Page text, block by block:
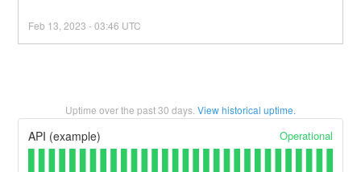
Feb 13 ,2023 -03:46 UTC
Uptime over the past30 days. View historical uptime.
API (example) Operational